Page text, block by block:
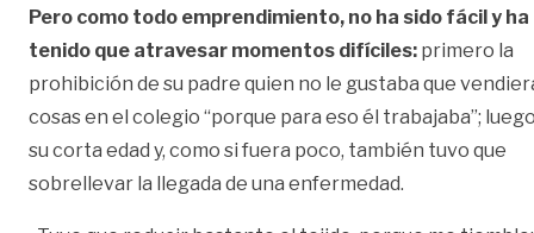
Pero como todo emprendimiento, no ha sido fácil y ha
tenido que atravesar momentos difíciles: primero la
prohibición de su padre quien no le gustaba que
cosas en el colegio “porque para eso él trabajaba”;
su corta edad y, como si fuera poco, también tuvo que
sobrellevar la llegada de una enfermedad.